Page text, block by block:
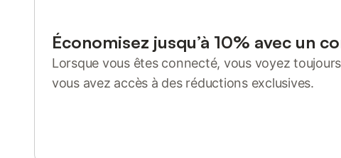
Économisez jusqu’à 10% avec un
Lorsque vous êtes connecté, vous voyez
vous avez accès à des réductions exclusives.